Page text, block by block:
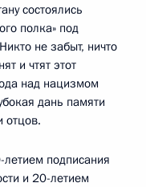
состоялись
полка» под
не забыт, ничто
и чтят этот
над нацизмом
дань памяти
отцов.
летием подписания
и 20-летием